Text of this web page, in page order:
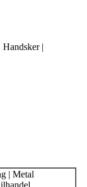
|
| Metal